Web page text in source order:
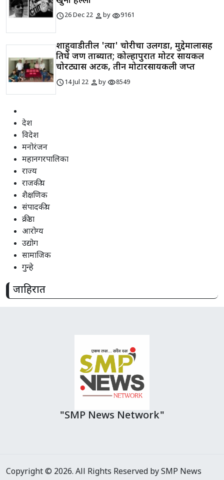
schedule26 Dec 22 personbyvisibility9161
शाहुवाडीतील 'त्या' चोरीचा उलगडा, मुद्देमालासह
तिघे जण ताब्यात; कोल्हापुरात मोटर सायकल
चोरट्यास अटक, तीन मोटारसायकली जप्त
schedule14 Jul 22 personbyvisibility8549
देश
विदेश
मनोरंजन
महानगरपालिका
राज्य
राजकीय
शैक्षणिक
संपादकीय
क्रीडा
आरोग्य
उद्योग
सामाजिक
गुन्हे
जाहिरात
"SMP News Network"
Copyright © 2026. All Rights Reserved by SMP News